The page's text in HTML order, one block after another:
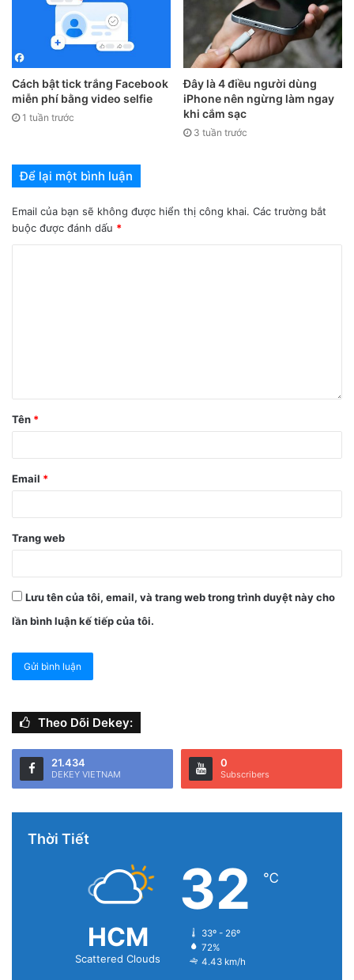
2. Hướng dẫn chụp màn hình trên
iPhone
lượngvà nútNguồncùng một lúc.
Cách bật tick trắng Facebook
miễn phí bằng video selfie
1 tuần trước
Đây là 4 điều người dùng
iPhone nên ngừng làm ngay
khi cắm sạc
3 tuần trước
Để lại một bình luận
Email của bạn sẽ không được hiển thị công khai. Các trường bắt
buộc được đánh dấu *
Tên *
Email *
Trang web
Lưu tên của tôi, email, và trang web trong trình duyệt này cho
lần bình luận kế tiếp của tôi.
Theo Dõi Dekey:
21.434
DEKEY VIETNAM
0
Subscribers
Thời Tiết
HCM
Scattered Clouds
32 ℃
33º - 26º
72%
4.43 km/h